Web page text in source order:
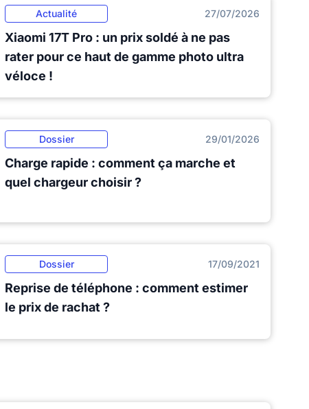
Actualité 27/07/2026
Xiaomi 17T Pro : un prix soldé à ne pas
rater pour ce haut de gamme photo ultra
véloce !
Dossier 29/01/2026
Charge rapide : comment ça marche et
quel chargeur choisir ?
Dossier 17/09/2021
Reprise de téléphone : comment estimer
le prix de rachat ?